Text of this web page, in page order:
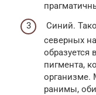
Синий.
северных
образуется
пигмента,
организме.
ранимы,